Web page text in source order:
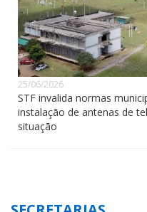
25/06/2026
STF invalida normas
instalação de antenas de
situação